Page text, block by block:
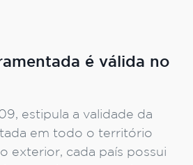
é válida no
estipula a validade da
em todo o território
exterior, cada país possui